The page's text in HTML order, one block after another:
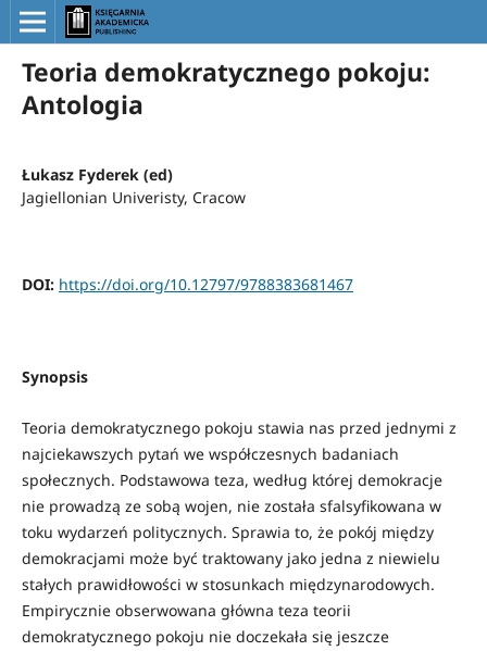
Teoria demokratycznego pokoju:
Antologia
Łukasz Fyderek (ed)
Jagiellonian Univeristy, Cracow
DOI: https://doi.org/10.12797/9788383681467
Synopsis
Teoria demokratycznego pokoju stawia nas przed jednymi z
najciekawszych pytań we współczesnych badaniach
społecznych. Podstawowa teza, według której demokracje
nie prowadzą ze sobą wojen, nie została sfalsyfikowana w
toku wydarzeń politycznych. Sprawia to, że pokój między
demokracjami może być traktowany jako jedna z niewielu
stałych prawidłowości w stosunkach międzynarodowych.
Empirycznie obserwowana główna teza teorii
demokratycznego pokoju nie doczekała się jeszcze